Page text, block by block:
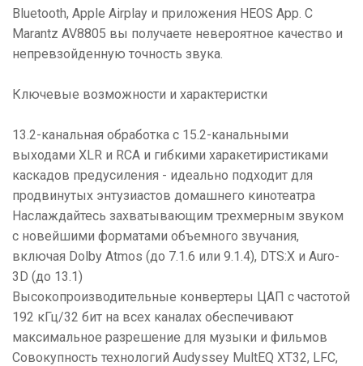
Bluetooth, Apple Airplay и приложения HEOS App. С
Marantz AV8805 вы получаете невероятное качество и
непревзойденную точность звука.
Ключевые возможности и характеристки
13.2-канальная обработка с 15.2-канальными
выходами XLR и RCA и гибкими харакетиристиками
каскадов предусиления - идеально подходит для
продвинутых энтузиастов домашнего кинотеатра
Наслаждайтесь захватывающим трехмерным звуком
с новейшими форматами объемного звучания,
включая Dolby Atmos (до 7.1.6 или 9.1.4), DTS:X и Auro-
3D (до 13.1)
Высокопроизводительные конвертеры ЦАП с частотой
192 кГц/32 бит на всех каналах обеспечивают
максимальное разрешение для музыки и фильмов
Совокупность технологий Audyssey MultEQ XT32, LFC,